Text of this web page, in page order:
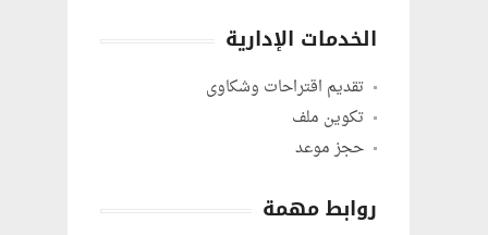
الخدمات الإدارية
تقديم اقتراحات وشكاوى
تكوين ملف
حجز موعد
روابط مهمة